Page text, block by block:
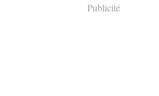
Publicité